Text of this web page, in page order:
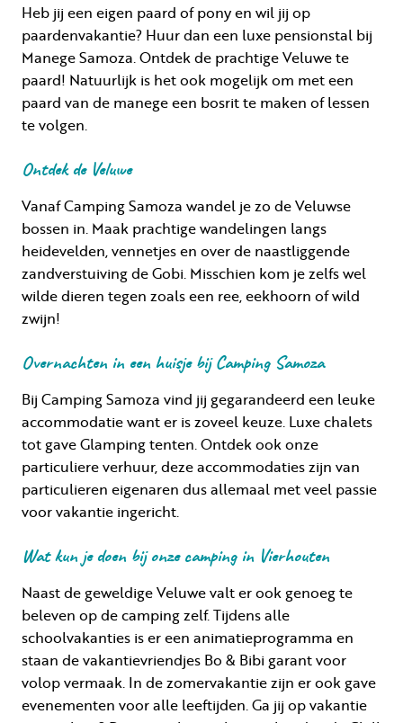
Heb jij een eigen paard of pony en wil jij op
paardenvakantie? Huur dan een luxe pensionstal bij
Manege Samoza. Ontdek de prachtige Veluwe te
paard! Natuurlijk is het ook mogelijk om met een
paard van de manege een bosrit te maken of lessen
te volgen.
Ontdek de Veluwe
Vanaf Camping Samoza wandel je zo de Veluwse
bossen in. Maak prachtige wandelingen langs
heidevelden, vennetjes en over de naastliggende
zandverstuiving de Gobi. Misschien kom je zelfs wel
wilde dieren tegen zoals een ree, eekhoorn of wild
zwijn!
Overnachten in een huisje bij Camping Samoza
Bij Camping Samoza vind jij gegarandeerd een leuke
accommodatie want er is zoveel keuze. Luxe chalets
tot gave Glamping tenten. Ontdek ook onze
particuliere verhuur, deze accommodaties zijn van
particulieren eigenaren dus allemaal met veel passie
voor vakantie ingericht.
Wat kun je doen bij onze camping in Vierhouten
Naast de geweldige Veluwe valt er ook genoeg te
beleven op de camping zelf. Tijdens alle
schoolvakanties is er een animatieprogramma en
staan de vakantievriendjes Bo & Bibi garant voor
volop vermaak. In de zomervakantie zijn er ook gave
evenementen voor alle leeftijden. Ga jij op vakantie